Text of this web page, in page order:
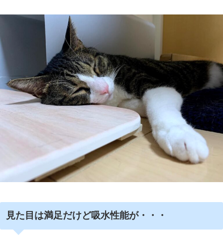
見た目は満足だけど吸水性能が・・・